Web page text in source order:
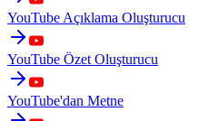
YouTube Açıklama Oluşturucu
YouTube Özet Oluşturucu
YouTube'dan Metne